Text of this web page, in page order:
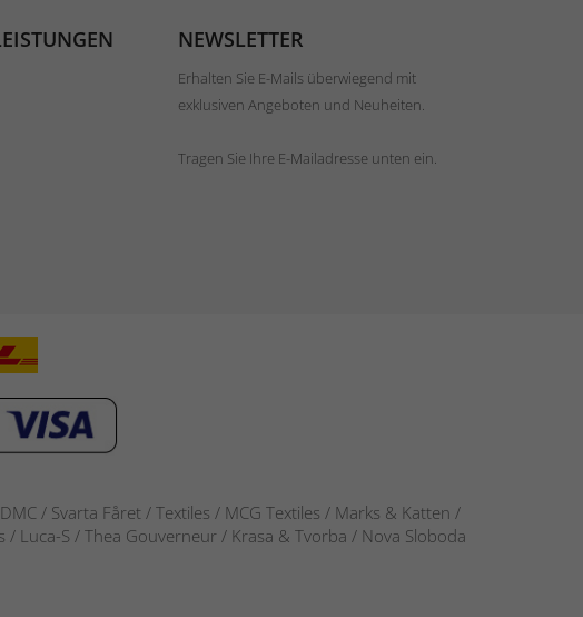
NEWSLETTER
Erhalten Sie E-Mails überwiegend mit
exklusiven Angeboten und Neuheiten.
Tragen Sie Ihre E-Mailadresse unten ein.
/ Svarta Fåret / Textiles / MCG Textiles / Marks & Katten /
Luca-S / Thea Gouverneur / Krasa & Tvorba / Nova Sloboda